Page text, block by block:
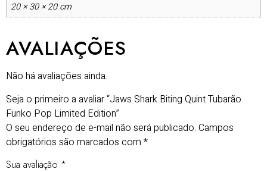
20 × 30 × 20 cm
AVALIAÇÕES
Não há avaliações ainda.
Seja o primeiro a avaliar “Jaws Shark Biting Quint Tubarão
Funko Pop Limited Edition”
O seu endereço de e-mail não será publicado. Campos
obrigatórios são marcados com *
Sua avaliação *